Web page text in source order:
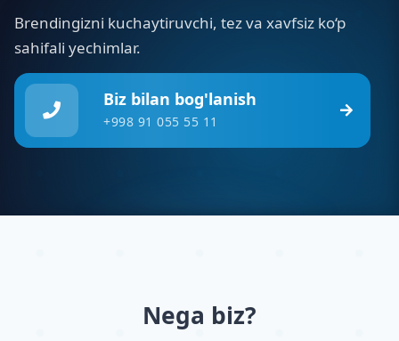
Brendingizni kuchaytiruvchi, tez va xavfsiz ko‘p
sahifali yechimlar.
Biz bilan bog'lanish
+998 91 055 55 11
Nega biz?